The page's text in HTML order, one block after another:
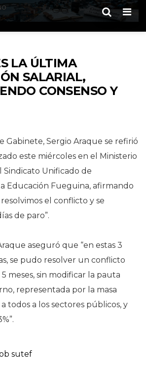
LA ÚLTIMA
SALARIAL,
CONSENSO Y
Gabinete, Sergio Araque se refirió
este miércoles en el Ministerio
Sindicato Unificado de
Educación Fueguina, afirmando
el conflicto y se
de paro”.
aseguró que “en estas 3
se pudo resolver un conflicto
meses, sin modificar la pauta
representada por la masa
todos a los sectores públicos, y